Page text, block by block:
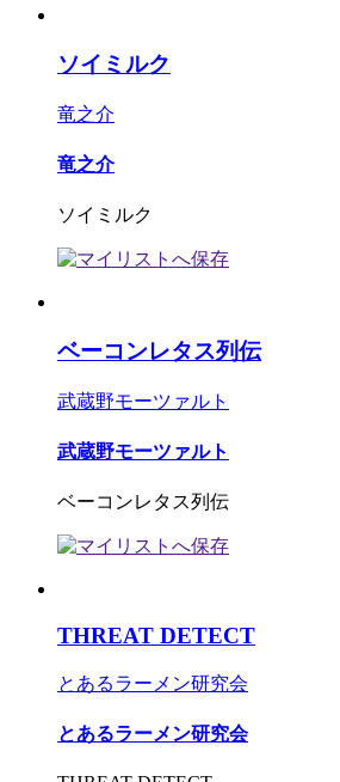
ソイミルク
竜之介
竜之介
ソイミルク
ベーコンレタス列伝
武蔵野モーツァルト
武蔵野モーツァルト
ベーコンレタス列伝
THREAT DETECT
とあるラーメン研究会
とあるラーメン研究会